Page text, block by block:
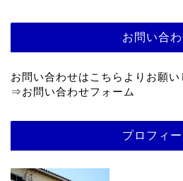
お問い合
お問い合わせはこちらよりお願い
⇒お問い合わせフォーム
プロフィ